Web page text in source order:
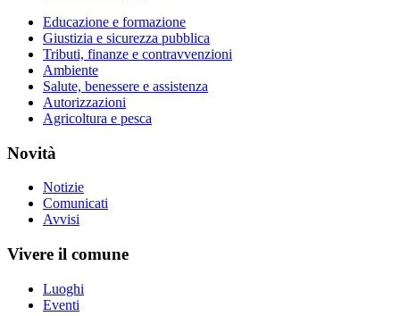
Educazione e formazione
Giustizia e sicurezza pubblica
Tributi, finanze e contravvenzioni
Ambiente
Salute, benessere e assistenza
Autorizzazioni
Agricoltura e pesca
Novità
Notizie
Comunicati
Avvisi
Vivere il comune
Luoghi
Eventi